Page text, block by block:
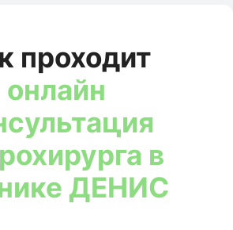
проходит
онлайн
в
ДЕНИС